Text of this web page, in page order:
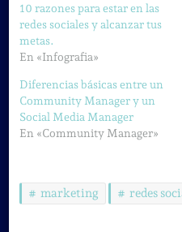
10 razones para estar en las
redes sociales y alcanzar tus
metas.
En «Infografia»
Diferencias básicas entre un
Community Manager y un
Social Media Manager
En «Community Manager»
marketing redes